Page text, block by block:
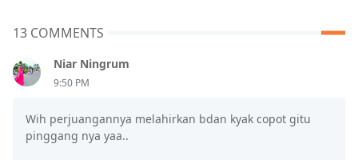
13 COMMENTS
Niar Ningrum
9:50 PM
Wih perjuangannya melahirkan bdan kyak copot gitu
pinggang nya yaa..